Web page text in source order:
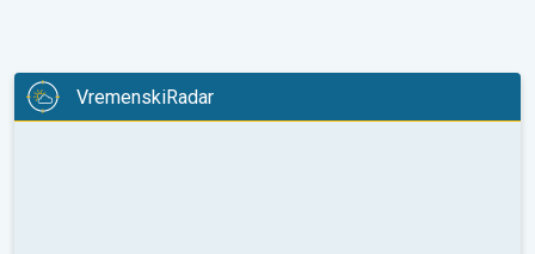
VremenskiRadar